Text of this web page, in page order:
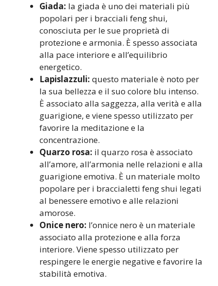
Giada: la giada è uno dei materiali più
popolari per i bracciali feng shui,
conosciuta per le sue proprietà di
protezione e armonia. È spesso associata
alla pace interiore e all’equilibrio
energetico.
Lapislazzuli: questo materiale è noto per
la sua bellezza e il suo colore blu intenso.
È associato alla saggezza, alla verità e alla
guarigione, e viene spesso utilizzato per
favorire la meditazione e la
concentrazione.
Quarzo rosa: il quarzo rosa è associato
all’amore, all’armonia nelle relazioni e alla
guarigione emotiva. È un materiale molto
popolare per i braccialetti feng shui legati
al benessere emotivo e alle relazioni
amorose.
Onice nero: l’onnice nero è un materiale
associato alla protezione e alla forza
interiore. Viene spesso utilizzato per
respingere le energie negative e favorire la
stabilità emotiva.